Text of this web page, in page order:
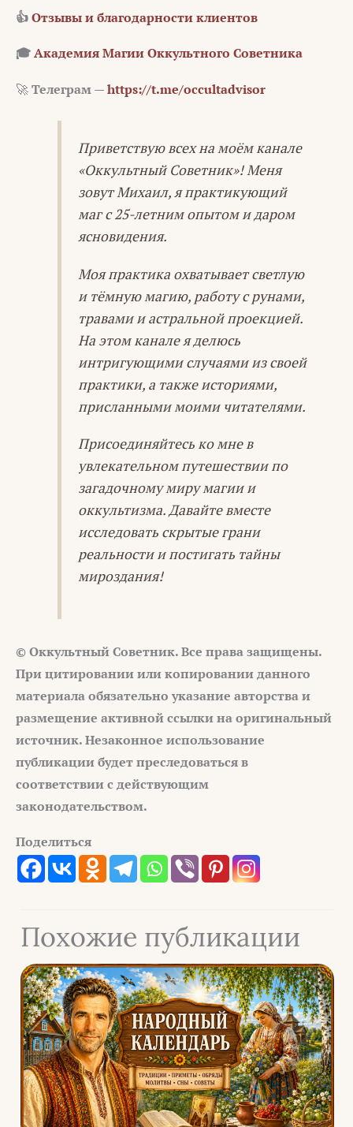
👍Отзывы и благодарности клиентов
🎓Академия Магии Оккультного Советника
🚀Телеграм —https://t.me/occultadvisor
Приветствую всех на моём канале
«Оккультный Советник»! Меня
зовут Михаил, я практикующий
маг с 25-летним опытом и даром
ясновидения.
Моя практика охватывает светлую
и тёмную магию, работу с рунами,
травами и астральной проекцией.
На этом канале я делюсь
интригующими случаями из своей
практики, а также историями,
присланными моими читателями.
Присоединяйтесь ко мне в
увлекательном путешествии по
загадочному миру магии и
оккультизма. Давайте вместе
исследовать скрытые грани
реальности и постигать тайны
мироздания!
© Оккультный Советник. Все права защищены.
При цитировании или копировании данного
материала обязательно указание авторства и
размещение активной ссылки на оригинальный
источник. Незаконное использование
публикации будет преследоваться в
соответствии с действующим
законодательством.
Поделиться
Похожие публикации